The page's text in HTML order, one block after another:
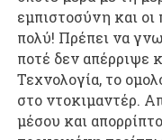
εμπιστοσύνη και οι
πολύ! Πρέπει να
ποτέ δεν απέρριψε
Τεχνολογία, το
στο ντοκιμαντέρ.
μέσου και